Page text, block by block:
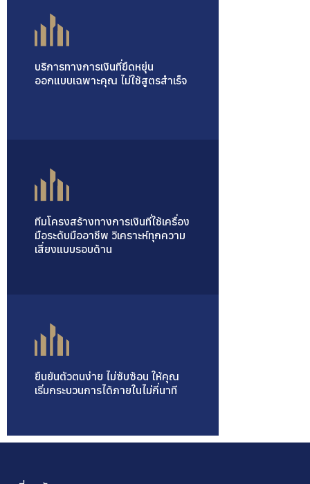
บริการทางการเงินที่ยืดหยุ่น
ออกแบบเฉพาะคุณ ไม่ใช้สูตรสำเร็จ
ทีมโครงสร้างทางการเงินที่ใช้เครื่อง
มือระดับมืออาชีพ วิเคราะห์ทุกความ
เสี่ยงแบบรอบด้าน
ยืนยันตัวตนง่าย ไม่ซับซ้อน ให้คุณ
เริ่มกระบวนการได้ภายในไม่กี่นาที